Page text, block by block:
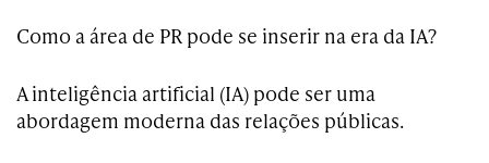
Como a área de PR pode se inserir na era da IA?
A inteligência artificial (IA) pode ser uma
abordagem moderna das relações públicas.